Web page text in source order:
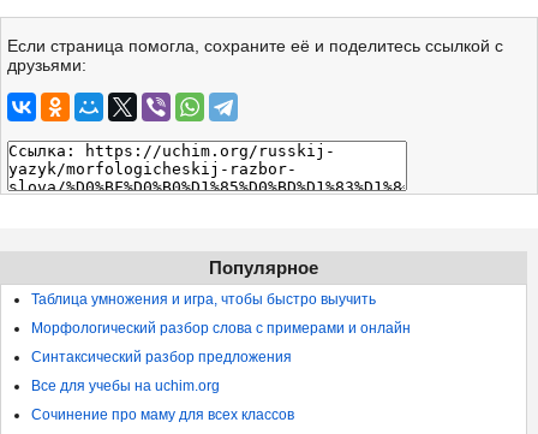
Если страница помогла, сохраните её и поделитесь ссылкой с
друзьями:
Популярное
Таблица умножения и игра, чтобы быстро выучить
Морфологический разбор слова с примерами и онлайн
Синтаксический разбор предложения
Все для учебы на uchim.org
Сочинение про маму для всех классов